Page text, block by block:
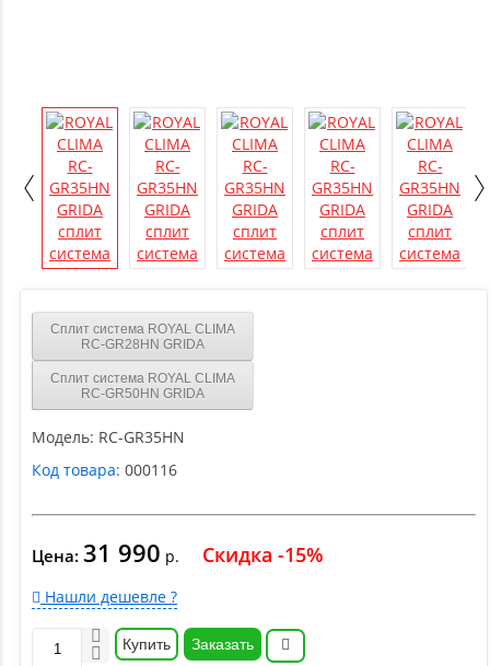
Сплит система ROYAL CLIMA
RC-GR28HN GRIDA
Сплит система ROYAL CLIMA
RC-GR50HN GRIDA
Модель: RC-GR35HN
Код товара: 000116
Цена: 31 990 р. Скидка -15%
Нашли дешевле ?
Купить Заказать